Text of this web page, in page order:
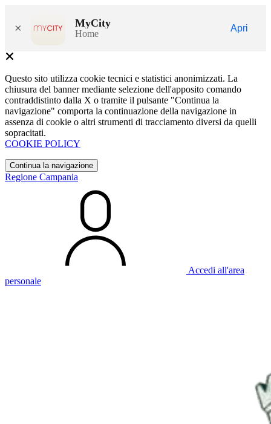
× MyCity
Home
Apri
Questo sito utilizza cookie tecnici e statistici anonimizzati. La
chiusura del banner mediante selezione dell'apposito comando
contraddistinto dalla X o tramite il pulsante "Continua la
navigazione" comporta la continuazione della navigazione in
assenza di cookie o altri strumenti di tracciamento diversi da quelli
sopracitati.
COOKIE POLICY
Continua la navigazione
Regione Campania
Accedi all'area
personale